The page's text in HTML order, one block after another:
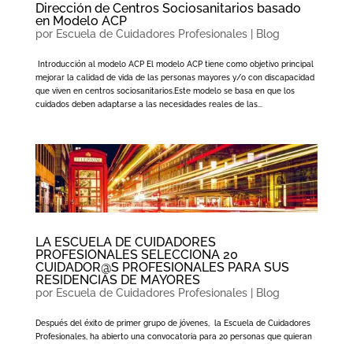
Dirección de Centros Sociosanitarios basado
en Modelo ACP
por Escuela de Cuidadores Profesionales| Blog
Introducción al modelo ACP El modelo ACP tiene como objetivo principal
mejorar la calidad de vida de las personas mayores y/o con discapacidad
que viven en centros sociosanitarios.Este modelo se basa en que los
cuidados deben adaptarse a las necesidades reales de las...
LA ESCUELA DE CUIDADORES
PROFESIONALES SELECCIONA 20
CUIDADOR@S PROFESIONALES PARA SUS
RESIDENCIAS DE MAYORES
por Escuela de Cuidadores Profesionales| Blog
Después del éxito de primer grupo de jóvenes, la Escuela de Cuidadores
Profesionales, ha abierto una convocatoria para 20 personas que quieran